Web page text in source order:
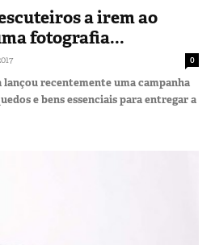
a irem ao
fotografia...
0
lançou recentemente uma campanha
e bens essenciais para entregar a